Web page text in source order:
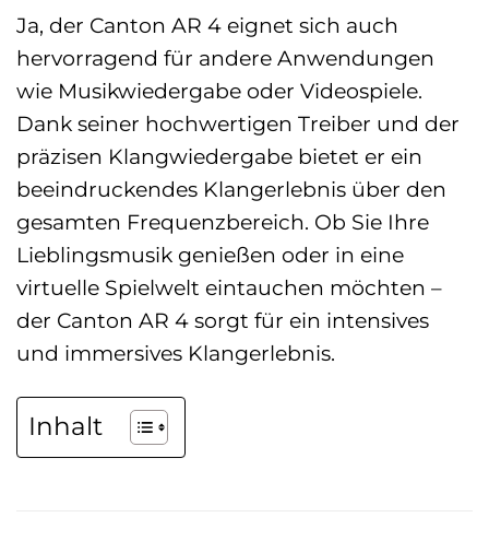
Ja, der Canton AR 4 eignet sich auch
hervorragend für andere Anwendungen
wie Musikwiedergabe oder Videospiele.
Dank seiner hochwertigen Treiber und der
präzisen Klangwiedergabe bietet er ein
beeindruckendes Klangerlebnis über den
gesamten Frequenzbereich. Ob Sie Ihre
Lieblingsmusik genießen oder in eine
virtuelle Spielwelt eintauchen möchten –
der Canton AR 4 sorgt für ein intensives
und immersives Klangerlebnis.
Inhalt